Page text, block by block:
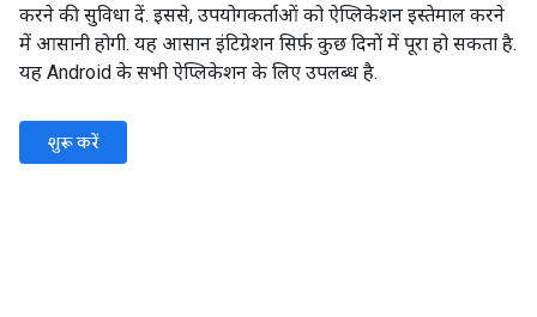
करने की सुविधा दें. इससे, उपयोगकर्ताओं को ऐप्लिकेशन इस्तेमाल करने
में आसानी होगी. यह आसान इंटिग्रेशन सिर्फ़ कुछ दिनों में पूरा हो सकता है.
यह Android के सभी ऐप्लिकेशन के लिए उपलब्ध है.
शुरू करें